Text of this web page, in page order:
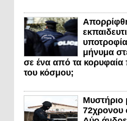
μήνυμα
σε ένα από τα κορυφαία
του κόσμου;
Μυστήριο
72χρονου